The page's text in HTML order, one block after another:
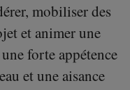
mobiliser des
et animer une
forte appétence
et une aisance